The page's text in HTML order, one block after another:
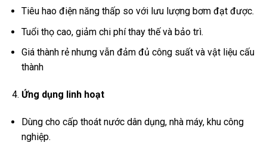
Tiêu hao điện năng thấp so với lưu lượng bơm đạt được.
Tuổi thọ cao, giảm chi phí thay thế và bảo trì.
Giá thành rẻ nhưng vẫn đảm đủ công suất và vật liệu cấu
thành
Ứng dụng linh hoạt
Dùng cho cấp thoát nước dân dụng, nhà máy, khu công
nghiệp.